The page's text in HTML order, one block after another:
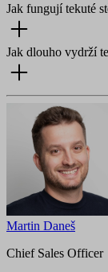
Jak fungují tekuté
Jak dlouho vydrží
Martin Daneš
Chief Sales Officer